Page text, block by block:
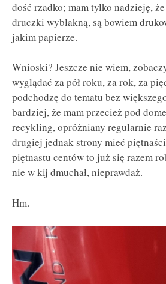
dość rzadko; mam tylko nadzieję,
druczki wyblakną, są bowiem
jakim papierze.
Wnioski? Jeszcze nie wiem,
wyglądać za pół roku, za rok, za
podchodzę do tematu bez
bardziej, że mam przecież pod
recykling, opróżniany regularnie
drugiej jednak strony mieć
piętnastu centów to już się razem
nie w kij dmuchał, nieprawdaż.
Hm.